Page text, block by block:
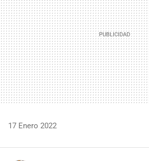
17 Enero 2022